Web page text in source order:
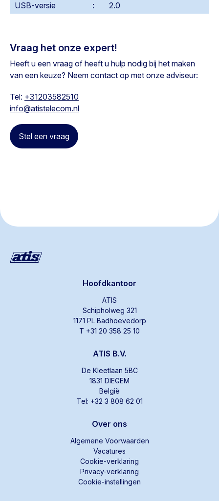
USB-versie
2.0
Vraag het onze expert!
Heeft u een vraag of heeft u hulp nodig bij het maken
van een keuze? Neem contact op met onze adviseur:
Tel: +31203582510
info@atistelecom.nl
Stel een vraag
Hoofdkantoor
ATIS
Schipholweg 321
1171 PL Badhoevedorp
T +31 20 358 25 10
ATIS B.V.
De Kleetlaan 5BC
1831 DIEGEM
België
Tel: +32 3 808 62 01
Over ons
Algemene Voorwaarden
Vacatures
Cookie-verklaring
Privacy-verklaring
Cookie-instellingen